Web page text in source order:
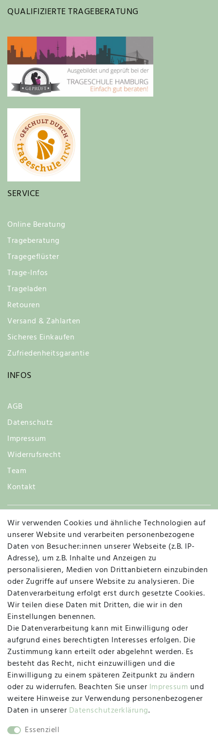
QUALIFIZIERTE TRAGEBERATUNG
SERVICE
Online Beratung
Trageberatung
Tragegeflüster
Trage-Infos
Trageladen
Retouren
Versand & Zahlarten
Sicheres Einkaufen
Zufriedenheitsgarantie
INFOS
AGB
Datenschutz
Impressum
Widerrufsrecht
Team
Kontakt
Widerruf
Vertrag widerrufen Kontakt
MAPALI VOR ORT
Herzogstraße 10
47533 Kleve
Montag, Dienstag, Donnerstag, Freitag
09:00 Uhr bis 13:00 Uhr
Mittwoch
09:00 Uhr bis 12:00 Uhr
Wir verwenden Cookies und ähnliche Technologien auf
unserer Website und verarbeiten personenbezogene
Daten von Besucher:innen unserer Webseite (z.B. IP-
Adresse), um z.B. Inhalte und Anzeigen zu
personalisieren, Medien von Drittanbietern einzubinden
oder Zugriffe auf unsere Website zu analysieren. Die
Datenverarbeitung erfolgt erst durch gesetzte Cookies.
Wir teilen diese Daten mit Dritten, die wir in den
Einstellungen benennen.
Die Datenverarbeitung kann mit Einwilligung oder
aufgrund eines berechtigten Interesses erfolgen. Die
Zustimmung kann erteilt oder abgelehnt werden. Es
besteht das Recht, nicht einzuwilligen und die
Einwilligung zu einem späteren Zeitpunkt zu ändern
oder zu widerrufen. Beachten Sie unser Impressum und
weitere Hinweise zur Verwendung personenbezogener
Daten in unserer Daten­schutz­erklärung.
Essenziell